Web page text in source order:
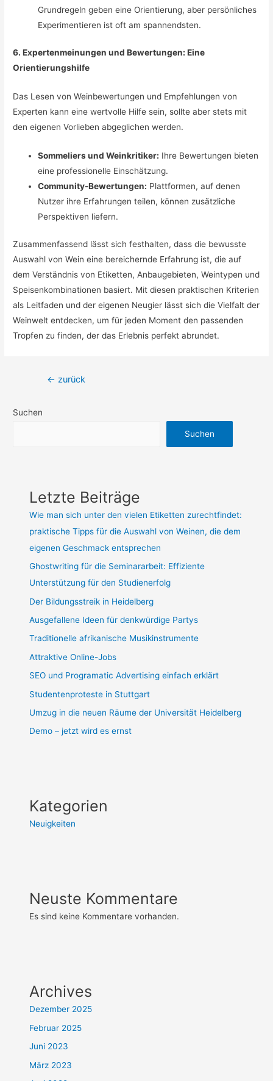
Grundregeln geben eine Orientierung, aber persönliches
Experimentieren ist oft am spannendsten.
6. Expertenmeinungen und Bewertungen: Eine
Orientierungshilfe
Das Lesen von Weinbewertungen und Empfehlungen von
Experten kann eine wertvolle Hilfe sein, sollte aber stets mit
den eigenen Vorlieben abgeglichen werden.
Sommeliers und Weinkritiker: Ihre Bewertungen bieten
eine professionelle Einschätzung.
Community-Bewertungen: Plattformen, auf denen
Nutzer ihre Erfahrungen teilen, können zusätzliche
Perspektiven liefern.
Zusammenfassend lässt sich festhalten, dass die bewusste
Auswahl von Wein eine bereichernde Erfahrung ist, die auf
dem Verständnis von Etiketten, Anbaugebieten, Weintypen und
Speisenkombinationen basiert. Mit diesen praktischen Kriterien
als Leitfaden und der eigenen Neugier lässt sich die Vielfalt der
Weinwelt entdecken, um für jeden Moment den passenden
Tropfen zu finden, der das Erlebnis perfekt abrundet.
Beitragsnavigation
← zurück
Suchen
Suchen
Letzte Beiträge
Wie man sich unter den vielen Etiketten zurechtfindet:
praktische Tipps für die Auswahl von Weinen, die dem
eigenen Geschmack entsprechen
Ghostwriting für die Seminararbeit: Effiziente
Unterstützung für den Studienerfolg
Der Bildungsstreik in Heidelberg
Ausgefallene Ideen für denkwürdige Partys
Traditionelle afrikanische Musikinstrumente
Attraktive Online-Jobs
SEO und Programatic Advertising einfach erklärt
Studentenproteste in Stuttgart
Umzug in die neuen Räume der Universität Heidelberg
Demo – jetzt wird es ernst
Kategorien
Neuigkeiten
Neuste Kommentare
Es sind keine Kommentare vorhanden.
Archives
Dezember 2025
Februar 2025
Juni 2023
März 2023